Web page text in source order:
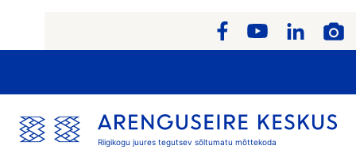
Riigikogu juures tegutsev sõltumatu mõttekoda